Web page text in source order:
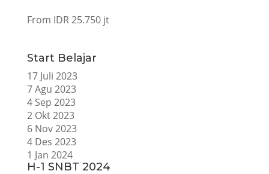
From IDR 25.750 jt
Start Belajar
17 Juli 2023
7 Agu 2023
4 Sep 2023
2 Okt 2023
6 Nov 2023
4 Des 2023
1 Jan 2024
H-1 SNBT 2024